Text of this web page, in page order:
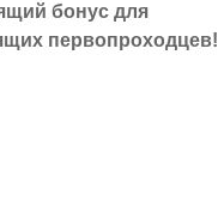
бонус для
первопроходцев!